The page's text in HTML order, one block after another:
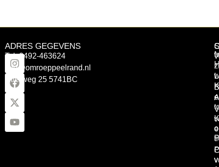
ADRES GEGEVENS
Tel: 0492-463624
info@omroeppeelrand.nl
Otterweg 25 5741BC